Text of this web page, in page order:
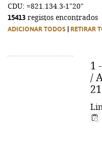
CDU: =821.134.3-1"20"
15413 registos encontrados
ADICIONAR TODOS RETIRAR
1
/